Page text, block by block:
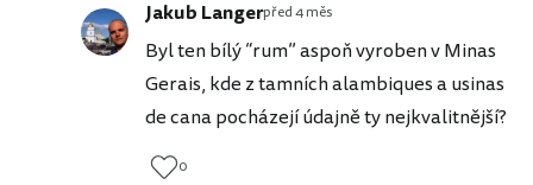
Jakub Langerpřed 4 měs
Byl ten bílý “rum” aspoň vyroben v Minas
Gerais, kde z tamních alambiques a usinas
de cana pocházejí údajně ty nejkvalitnější?
0